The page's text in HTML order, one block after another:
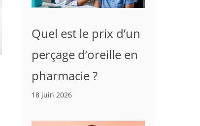
Quel est le prix d’un
perçage d’oreille en
pharmacie ?
18 juin 2026